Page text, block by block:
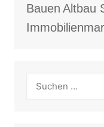
Bauen Altbau